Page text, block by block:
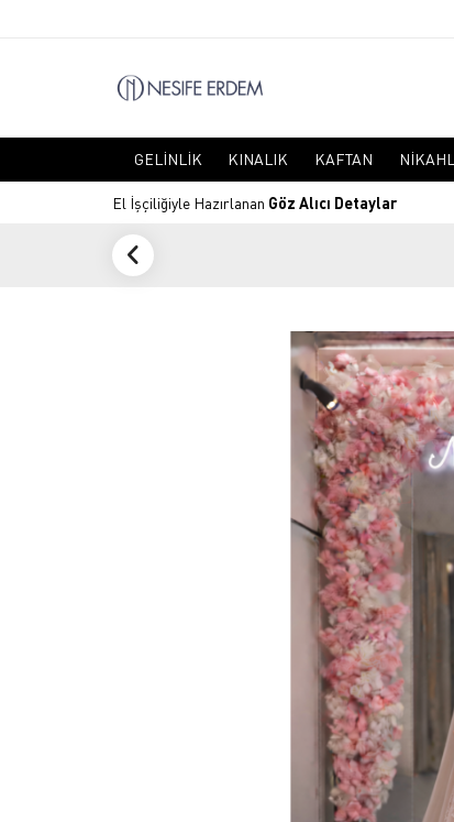
GELINLIK KINALIK KAFTAN
El İşçiliğiyle Hazırlanan Göz Alıcı Detaylar